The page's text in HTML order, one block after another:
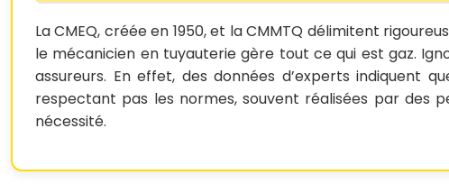
La CMEQ, créée en 1950, et la CMMTQ délimitent
le mécanicien en tuyauterie gère tout ce qui est gaz.
assureurs. En effet, des données d’experts indiquent
respectant pas les normes, souvent réalisées par des
nécessité.